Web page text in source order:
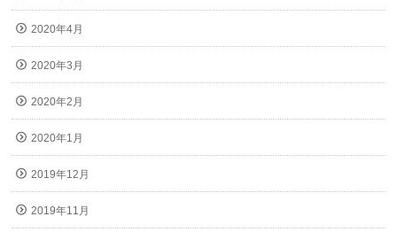
2020年4月
2020年3月
2020年2月
2020年1月
2019年12月
2019年11月